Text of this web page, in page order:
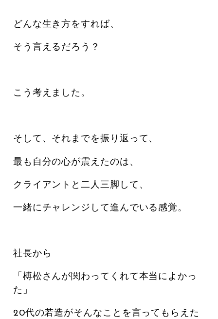
どんな生き方をすれば、
そう言えるだろう？
こう考えました。
そして、それまでを振り返って、
最も自分の心が震えたのは、
クライアントと二人三脚して、
一緒にチャレンジして進んでいる感覚。
社長から
「榑松さんが関わってくれて本当によかっ
た」
20代の若造がそんなことを言ってもらえた